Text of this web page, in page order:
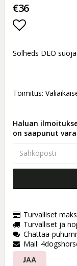
€36
Solheds DEO
Toimitus:
Haluan
on saapunut
Turvalliset
Turvalliset ja
Chattaa-
Mail:
JAA